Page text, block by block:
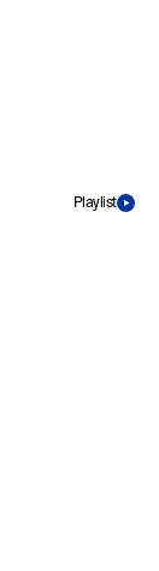
Playlist